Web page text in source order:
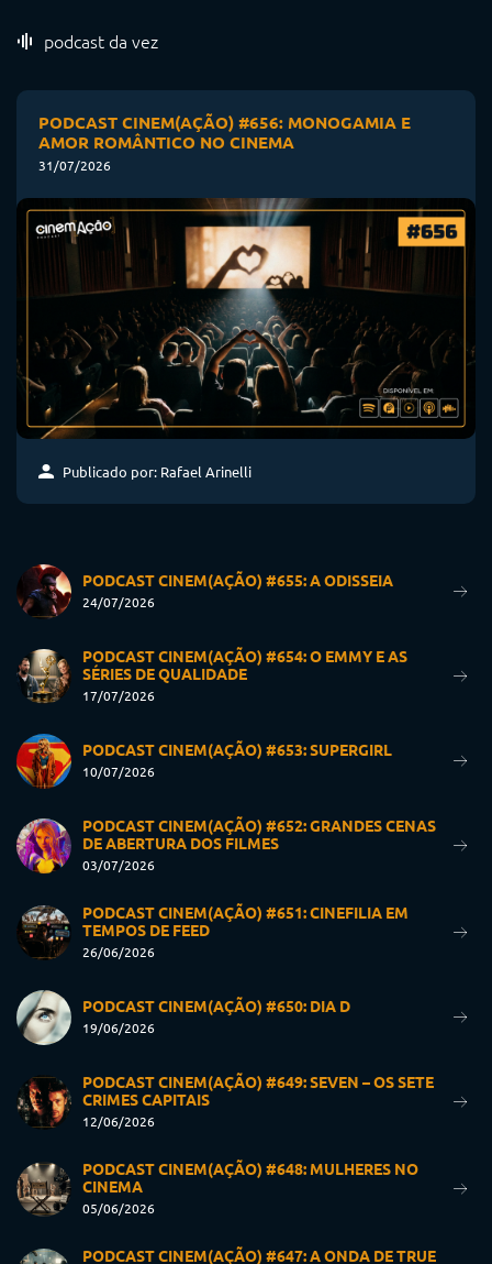
podcast da vez
PODCAST CINEM(AÇÃO) #656: MONOGAMIA E
AMOR ROMÂNTICO NO CINEMA
31/07/2026
Publicado por: Rafael Arinelli
PODCAST CINEM(AÇÃO) #655: A ODISSEIA
24/07/2026
PODCAST CINEM(AÇÃO) #654: O EMMY E AS
SÉRIES DE QUALIDADE
17/07/2026
PODCAST CINEM(AÇÃO) #653: SUPERGIRL
10/07/2026
PODCAST CINEM(AÇÃO) #652: GRANDES CENAS
DE ABERTURA DOS FILMES
03/07/2026
PODCAST CINEM(AÇÃO) #651: CINEFILIA EM
TEMPOS DE FEED
26/06/2026
PODCAST CINEM(AÇÃO) #650: DIA D
19/06/2026
PODCAST CINEM(AÇÃO) #649: SEVEN – OS SETE
CRIMES CAPITAIS
12/06/2026
PODCAST CINEM(AÇÃO) #648: MULHERES NO
CINEMA
05/06/2026
PODCAST CINEM(AÇÃO) #647: A ONDA DE TRUE